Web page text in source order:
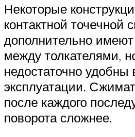
Некоторые
контактной точечной
дополнительно
между толкателями,
недостаточно удобны
эксплуатации.
после каждого
поворота сложнее.